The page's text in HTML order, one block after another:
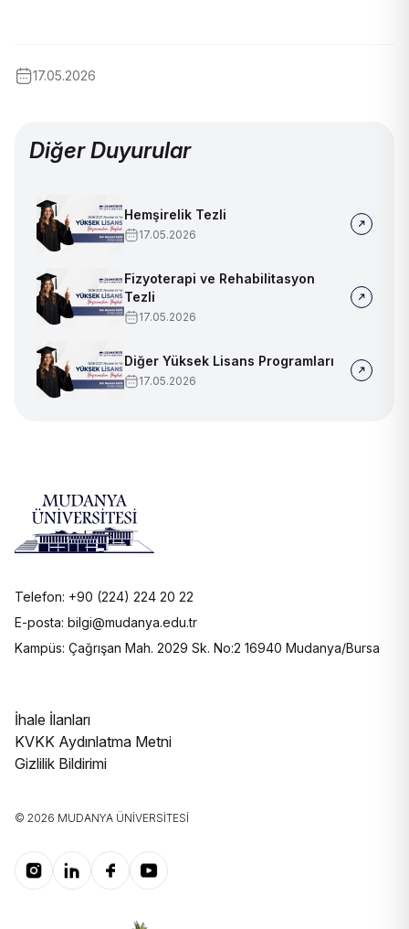
17.05.2026
Diğer Duyurular
Hemşirelik Tezli
17.05.2026
Fizyoterapi ve Rehabilitasyon
Tezli
17.05.2026
Diğer Yüksek Lisans Programları
17.05.2026
Telefon: +90 (224) 224 20 22
E-posta: bilgi@mudanya.edu.tr
Kampüs: Çağrışan Mah. 2029 Sk. No:2 16940 Mudanya/Bursa
İhale İlanları
KVKK Aydınlatma Metni
Gizlilik Bildirimi
© 2026 MUDANYA ÜNIVERSITESI